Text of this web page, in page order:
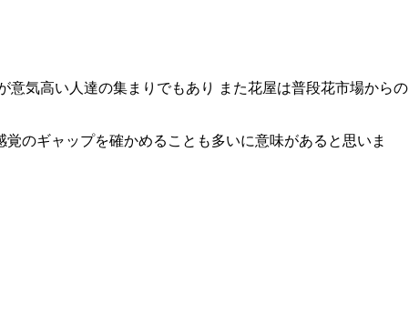
気高い人達の集まりでもあり また花屋は普段花市場からの
のギャップを確かめることも多いに意味があると思いま